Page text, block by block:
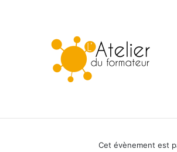
Articles à la une
Cet évènement est